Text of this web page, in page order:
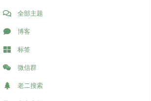
全部主题
博客
标签
微信群
老二搜索